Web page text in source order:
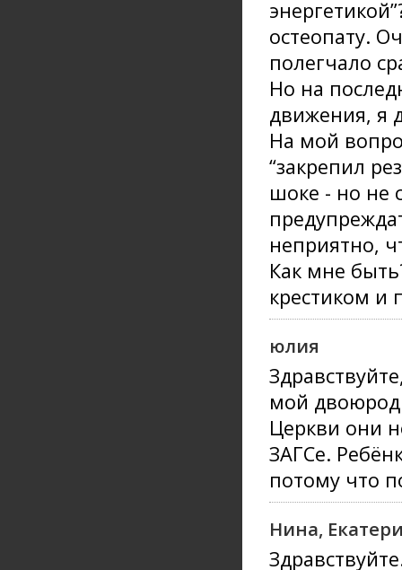
остеопату.
полегчало
Но на
движения, я
На мой
“закрепил
шоке - но не
неприятно,
Как мне
крестиком и
юлия
мой
Церкви они
ЗАГСе.
потому что
Нина,